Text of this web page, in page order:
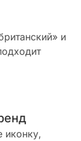
и
иконку,